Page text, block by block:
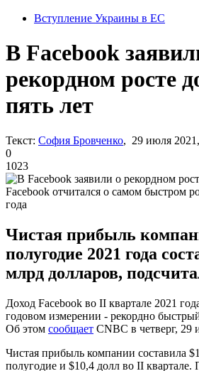
Вступление Украины в ЕС
В Facebook
рекордном росте
пять лет
Текст: София Бровченко, 29 июля
0
1023
Facebook отчитался о самом быстром
года
Чистая прибыль
полугодие 2021 года
млрд долларов,
Доход Facebook во II квартале 2021
годовом измерении - рекордно
Об этом сообщает CNBC в четверг, 29
Чистая прибыль компании составила
полугодие и $10,4 долл во II квартале.